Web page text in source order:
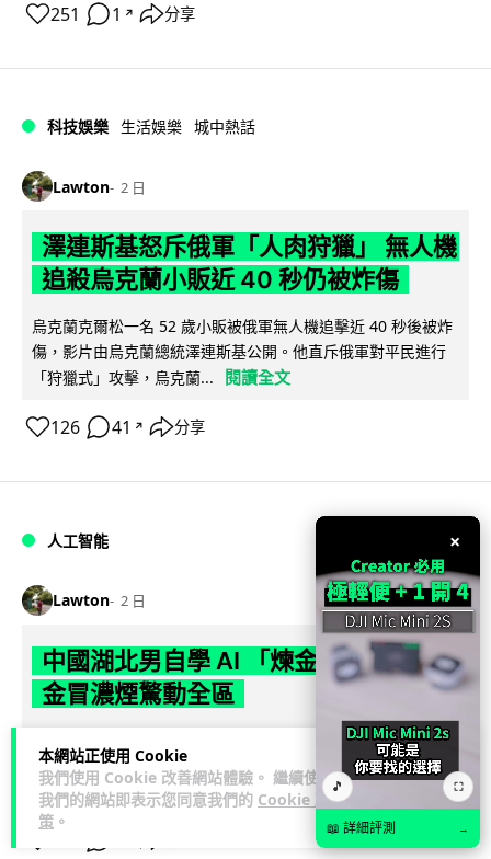
本網站正使用 Cookie
我們使用 Cookie 改善網站體驗。 繼續使用
我們的網站即表示您同意我們的 Cookie 政
策 。
251 1 ↗ 分享
科技娛樂 生活娛樂 城中熱話
Lawton 2 日
澤連斯基怒斥俄軍「人肉狩獵」 無人機
追殺烏克蘭小販近 40 秒仍被炸傷
烏克蘭克爾松一名 52 歲小販被俄軍無人機追擊近 40 秒後被炸
傷，影片由烏克蘭總統澤連斯基公開。他直斥俄軍對平民進行
「狩獵式」攻擊，烏克蘭...
閱讀全文
126 41 ↗ 分享
人工智能
Lawton 2 日
中國湖北男自學 AI 「煉金術」 屋內煉
金冒濃煙驚動全區
中國湖北黃石一名男子見金價高企，利用 AI 自學提煉黃金，在
租住單位私設高壓爐及作坊冶煉，過程產生大量刺鼻濃煙，驚
動鄰居報警。警方到場揭發整...
閱讀全文
×
🎵 ⛶
📖 詳細評測 →